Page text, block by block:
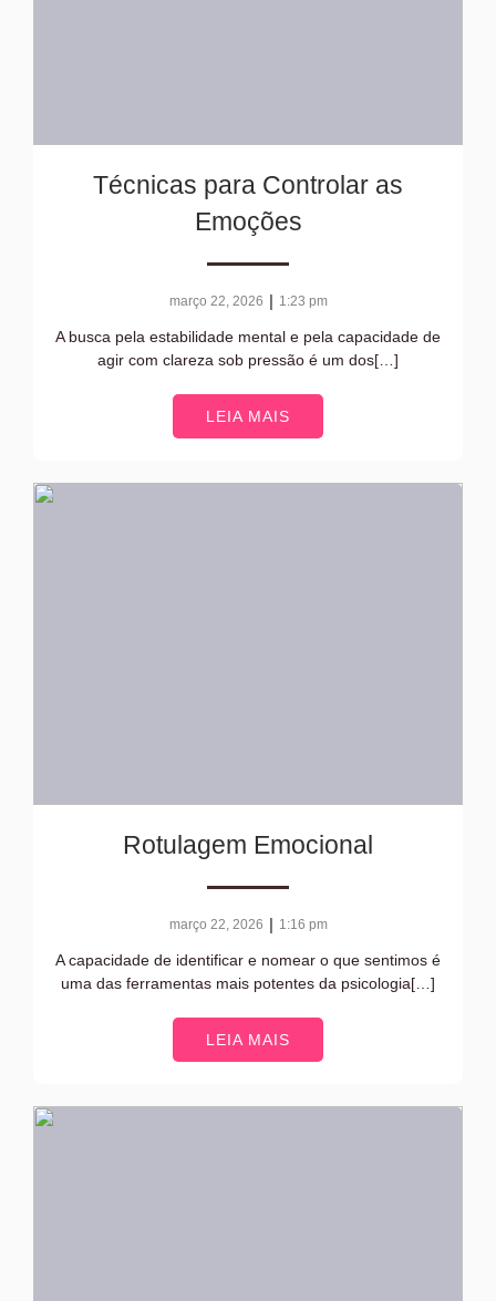
Técnicas para Controlar as
Emoções
março 22, 2026 | 1:23 pm
A busca pela estabilidade mental e pela capacidade de
agir com clareza sob pressão é um dos[…]
LEIA MAIS
Rotulagem Emocional
março 22, 2026 | 1:16 pm
A capacidade de identificar e nomear o que sentimos é
uma das ferramentas mais potentes da psicologia[…]
LEIA MAIS